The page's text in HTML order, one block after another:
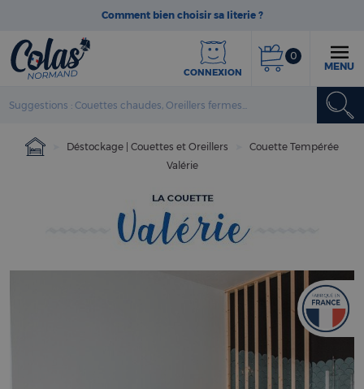
Comment bien choisir sa literie ?
CONNEXION
0
MENU
Déstockage | Couettes et Oreillers
Couette Tempérée
Valérie